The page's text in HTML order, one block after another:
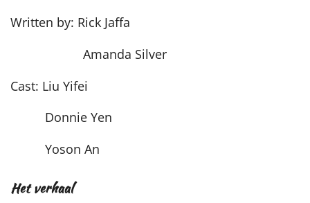
Written by: Rick Jaffa
Amanda Silver
Cast: Liu Yifei
Donnie Yen
Yoson An
Het verhaal